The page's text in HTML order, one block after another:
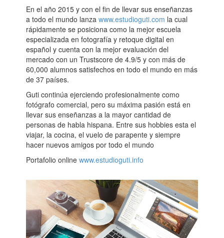
En el año 2015 y con el fin de llevar sus enseñanzas
a todo el mundo lanzawww.estudioguti.com la cual
rápidamente se posiciona como la mejor escuela
especializada en fotografía y retoque digital en
español y cuenta con la mejor evaluación del
mercado con un Trustscore de 4.9/5 y con más de
60,000 alumnos satisfechos en todo el mundo en más
de 37 países.
Guti continúa ejerciendo profesionalmente como
fotógrafo comercial, pero su máxima pasión está en
llevar sus enseñanzas a la mayor cantidad de
personas de habla hispana. Entre sus hobbies esta el
viajar, la cocina, el vuelo de parapente y siempre
hacer nuevos amigos por todo el mundo
Portafolio onlinewww.estudioguti.info